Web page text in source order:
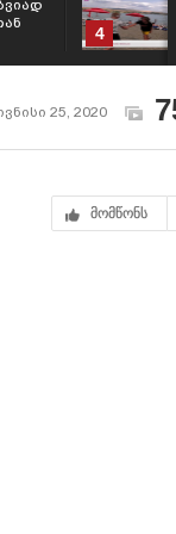
4
25, 2020
მომწონს